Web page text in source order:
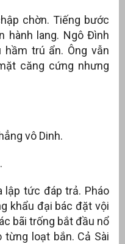
chờn. Tiếng bước
hành lang. Ngô Đình
trú ẩn. Ông vẫn
căng cứng nhưng
vô Dinh.
lập tức đáp trả. Pháo
khẩu đại bác đặt vội
bãi trống bắt đầu nổ
loạt bắn. Cả Sài